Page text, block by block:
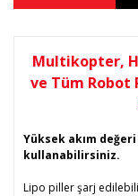
Multikopter,
ve Tüm
Yüksek akım
kullanabilirsiniz.
Lipo piller şarj